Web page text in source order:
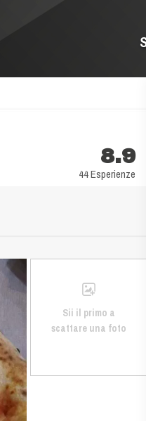
8.9
44 Esperienze
Sii il primo a
scattare una foto